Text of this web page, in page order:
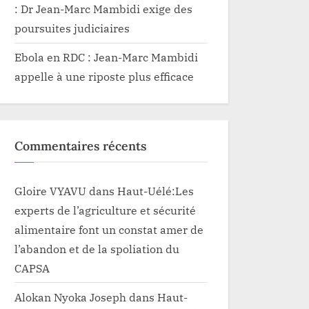
: Dr Jean-Marc Mambidi exige des
poursuites judiciaires
Ebola en RDC : Jean-Marc Mambidi
appelle à une riposte plus efficace
Commentaires récents
Gloire VYAVU dans Haut-Uélé:Les
experts de l’agriculture et sécurité
alimentaire font un constat amer de
l’abandon et de la spoliation du
CAPSA
Alokan Nyoka Joseph dans Haut-